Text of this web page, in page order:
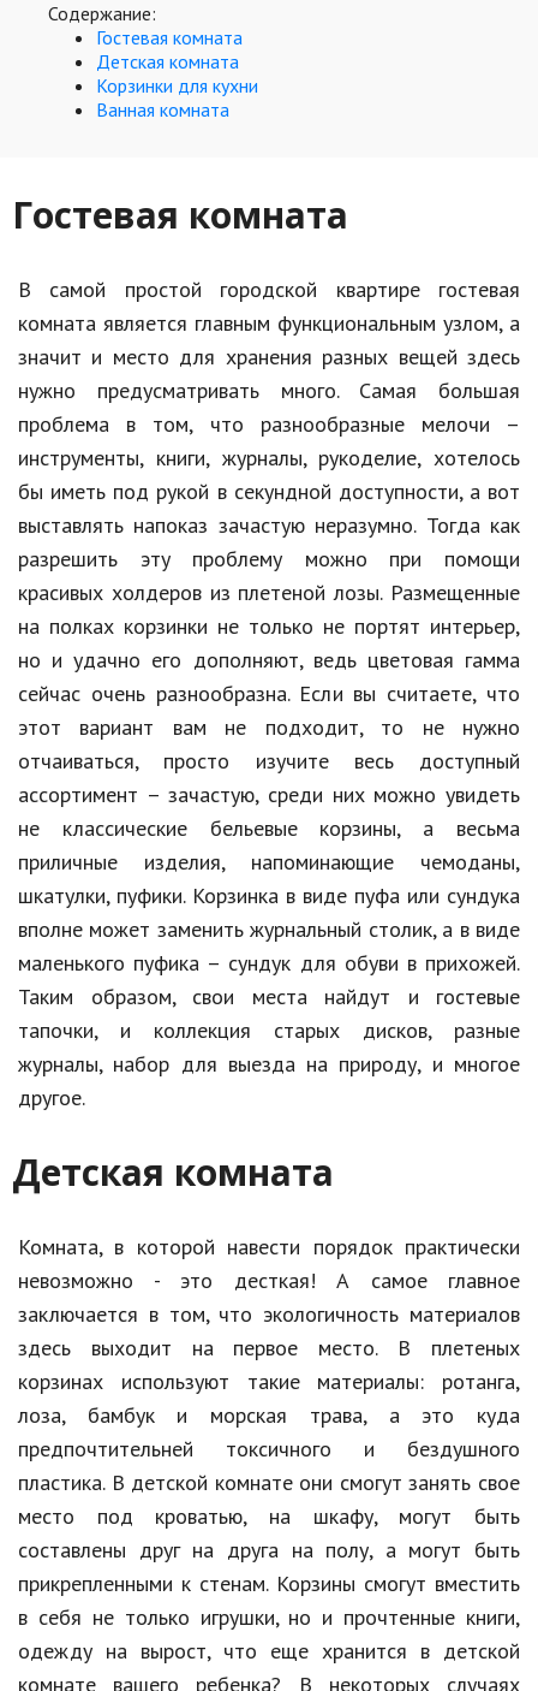
Еда и напитки
Праздники и подарки
Кинематограф
Семья и дети
Строительство
Культура и общество
Мода и стиль
Бизнес
Хобби и развлечения
Финансы
Юриспруденция
Образование
Наука и технологии
Содержание:
Гостевая комната
Детская комната
Корзинки для кухни
Ванная комната
Гостевая комната
В самой простой городской квартире гостевая
комната является главным функциональным узлом, а
значит и место для хранения разных вещей здесь
нужно предусматривать много. Самая большая
проблема в том, что разнообразные мелочи –
инструменты, книги, журналы, рукоделие, хотелось
бы иметь под рукой в секундной доступности, а вот
выставлять напоказ зачастую неразумно. Тогда как
разрешить эту проблему можно при помощи
красивых холдеров из плетеной лозы. Размещенные
на полках корзинки не только не портят интерьер,
но и удачно его дополняют, ведь цветовая гамма
сейчас очень разнообразна. Если вы считаете, что
этот вариант вам не подходит, то не нужно
отчаиваться, просто изучите весь доступный
ассортимент – зачастую, среди них можно увидеть
не классические бельевые корзины, а весьма
приличные изделия, напоминающие чемоданы,
шкатулки, пуфики. Корзинка в виде пуфа или сундука
вполне может заменить журнальный столик, а в виде
маленького пуфика – сундук для обуви в прихожей.
Таким образом, свои места найдут и гостевые
тапочки, и коллекция старых дисков, разные
журналы, набор для выезда на природу, и многое
другое.
Детская комната
Комната, в которой навести порядок практически
невозможно - это десткая! А самое главное
заключается в том, что экологичность материалов
здесь выходит на первое место. В плетеных
корзинах используют такие материалы: ротанга,
лоза, бамбук и морская трава, а это куда
предпочтительней токсичного и бездушного
пластика. В детской комнате они смогут занять свое
место под кроватью, на шкафу, могут быть
составлены друг на друга на полу, а могут быть
прикрепленными к стенам. Корзины смогут вместить
в себя не только игрушки, но и прочтенные книги,
одежду на вырост, что еще хранится в детской
комнате вашего ребенка? В некоторых случаях